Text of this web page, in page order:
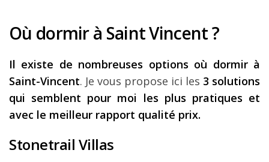
Où dormir à Saint Vincent ?
Il existe de nombreuses options où dormir à
Saint-Vincent. Je vous propose ici les 3 solutions
qui semblent pour moi les plus pratiques et
avec le meilleur rapport qualité prix.
Stonetrail Villas